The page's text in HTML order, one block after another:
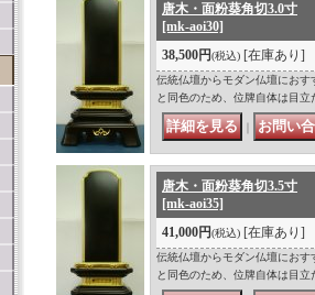
唐木・面粉葵角切3.0寸
[mk-aoi30]
38,500円(税込) [在庫あり]
伝統仏壇からモダン仏壇にお
と同色のため、位牌自体は目
唐木・面粉葵角切3.5寸
[mk-aoi35]
41,000円(税込) [在庫あり]
伝統仏壇からモダン仏壇にお
と同色のため、位牌自体は目